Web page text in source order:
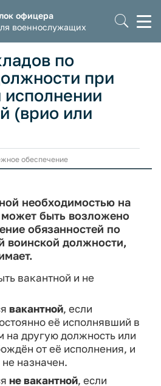
офицера
военнослужащих
по
при
(врио или
обеспечение
необходимостью на
быть возложено
обязанностей по
воинской должности,
вакантной и не
вакантной, если
её исполнявший в
на другую должность или
от её исполнения, и
назначен.
не вакантной, если